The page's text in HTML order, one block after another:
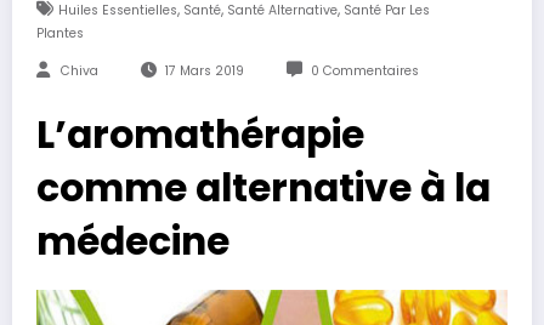
Huiles Essentielles, Santé, Santé Alternative, Santé Par Les
Plantes
Chiva 17 Mars 2019 0 Commentaires
L’aromathérapie
comme alternative à la
médecine